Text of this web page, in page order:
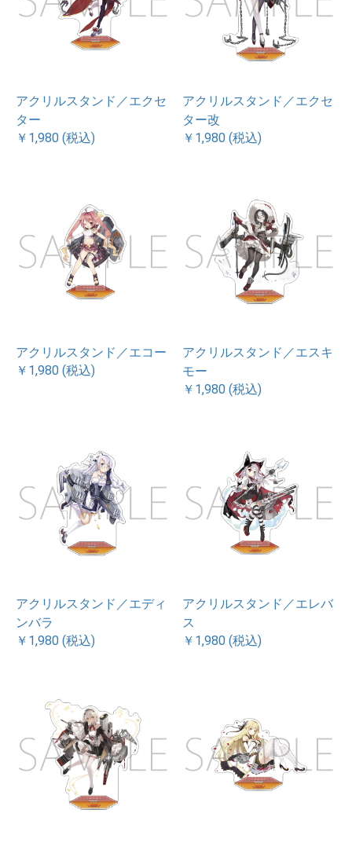
アクリルスタンド／エクセ
ター
￥1,980 (税込)
アクリルスタンド／エクセ
ター改
￥1,980 (税込)
アクリルスタンド／エコー
￥1,980 (税込)
アクリルスタンド／エスキ
モー
￥1,980 (税込)
アクリルスタンド／エディ
ンバラ
￥1,980 (税込)
アクリルスタンド／エレバ
ス
￥1,980 (税込)